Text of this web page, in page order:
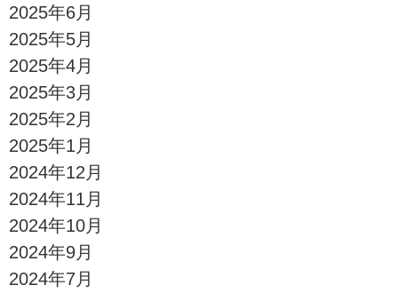
2025年6月
2025年5月
2025年4月
2025年3月
2025年2月
2025年1月
2024年12月
2024年11月
2024年10月
2024年9月
2024年7月